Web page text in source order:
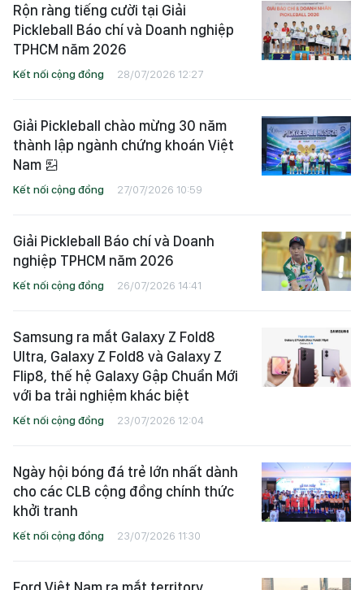
Rộn ràng tiếng cười tại Giải
Pickleball Báo chí và Doanh nghiệp
TPHCM năm 2026
Kết nối cộng đồng 28/07/2026 12:27
Giải Pickleball chào mừng 30 năm
thành lập ngành chứng khoán Việt
Nam
Kết nối cộng đồng 27/07/2026 10:59
Giải Pickleball Báo chí và Doanh
nghiệp TPHCM năm 2026
Kết nối cộng đồng 26/07/2026 14:41
Samsung ra mắt Galaxy Z Fold8
Ultra, Galaxy Z Fold8 và Galaxy Z
Flip8, thế hệ Galaxy Gập Chuẩn Mới
với ba trải nghiệm khác biệt
Kết nối cộng đồng 23/07/2026 12:04
Ngày hội bóng đá trẻ lớn nhất dành
cho các CLB cộng đồng chính thức
khởi tranh
Kết nối cộng đồng 23/07/2026 11:30